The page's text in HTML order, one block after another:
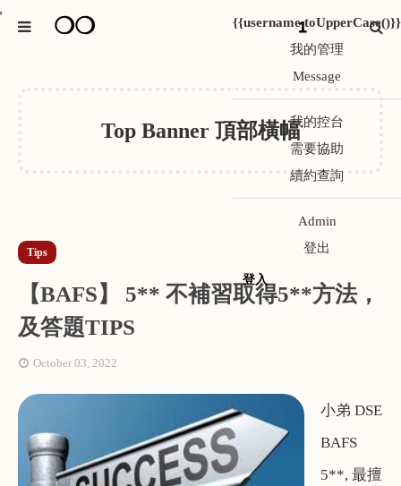
❍❍
{{username.toUpperCase()}}
我的管理
Message
我的控台
需要協助
續約查詢
Admin
登出
登入
1
Top Banner 頂部橫幅
Tips
【BAFS】 5** 不補習取得5**方法，
及答題TIPS
October 03, 2022
小弟 DSE
BAFS
5**, 最擅